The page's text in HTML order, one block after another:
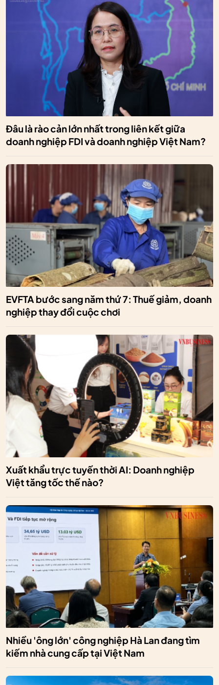
Đâu là rào cản lớn nhất trong liên kết giữa
doanh nghiệp FDI và doanh nghiệp Việt Nam?
EVFTA bước sang năm thứ 7: Thuế giảm, doanh
nghiệp thay đổi cuộc chơi
Xuất khẩu trực tuyến thời AI: Doanh nghiệp
Việt tăng tốc thế nào?
Nhiều 'ông lớn' công nghiệp Hà Lan đang tìm
kiếm nhà cung cấp tại Việt Nam